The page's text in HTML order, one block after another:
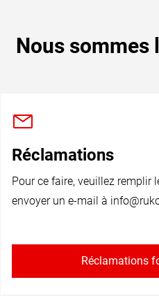
Nous sommes
Réclamations
Pour ce faire, veuillez remplir
envoyer un e-mail à
Réclamations